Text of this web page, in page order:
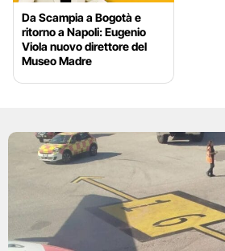
Da Scampia a Bogotà e
ritorno a Napoli: Eugenio
Viola nuovo direttore del
Museo Madre